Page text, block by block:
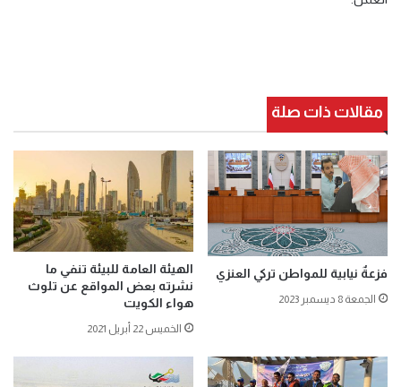
مقالات ذات صلة
فزعةٌ نيابية للمواطن تركي العنزي
الجمعة 8 ديسمبر 2023
الهيئة العامة للبيئة تنفي ما
نشرته بعض المواقع عن تلوث
هواء الكويت
الخميس 22 أبريل 2021